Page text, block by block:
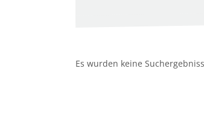
Es wurden keine